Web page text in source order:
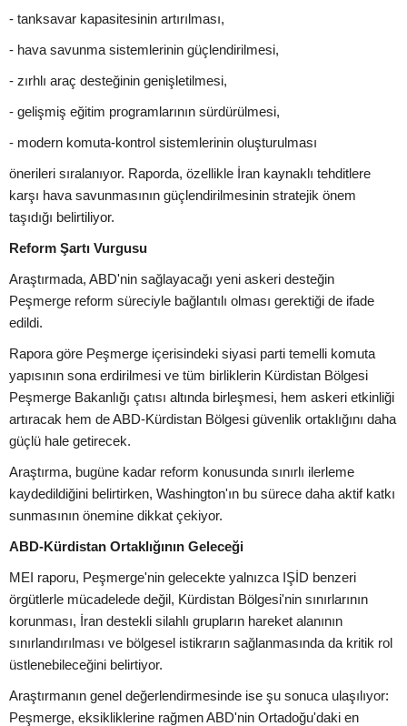
- tanksavar kapasitesinin artırılması,
- hava savunma sistemlerinin güçlendirilmesi,
- zırhlı araç desteğinin genişletilmesi,
- gelişmiş eğitim programlarının sürdürülmesi,
- modern komuta-kontrol sistemlerinin oluşturulması
önerileri sıralanıyor. Raporda, özellikle İran kaynaklı tehditlere
karşı hava savunmasının güçlendirilmesinin stratejik önem
taşıdığı belirtiliyor.
Reform Şartı Vurgusu
Araştırmada, ABD'nin sağlayacağı yeni askeri desteğin
Peşmerge reform süreciyle bağlantılı olması gerektiği de ifade
edildi.
Rapora göre Peşmerge içerisindeki siyasi parti temelli komuta
yapısının sona erdirilmesi ve tüm birliklerin Kürdistan Bölgesi
Peşmerge Bakanlığı çatısı altında birleşmesi, hem askeri etkinliği
artıracak hem de ABD-Kürdistan Bölgesi güvenlik ortaklığını daha
güçlü hale getirecek.
Araştırma, bugüne kadar reform konusunda sınırlı ilerleme
kaydedildiğini belirtirken, Washington'ın bu sürece daha aktif katkı
sunmasının önemine dikkat çekiyor.
ABD-Kürdistan Ortaklığının Geleceği
MEI raporu, Peşmerge'nin gelecekte yalnızca IŞİD benzeri
örgütlerle mücadelede değil, Kürdistan Bölgesi'nin sınırlarının
korunması, İran destekli silahlı grupların hareket alanının
sınırlandırılması ve bölgesel istikrarın sağlanmasında da kritik rol
üstlenebileceğini belirtiyor.
Araştırmanın genel değerlendirmesinde ise şu sonuca ulaşılıyor:
Peşmerge, eksikliklerine rağmen ABD'nin Ortadoğu'daki en